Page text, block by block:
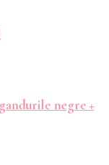
negre +